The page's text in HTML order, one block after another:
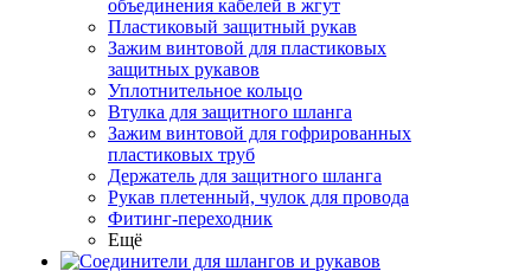
объединения кабелей в жгут
Пластиковый защитный рукав
Зажим винтовой для пластиковых
защитных рукавов
Уплотнительное кольцо
Втулка для защитного шланга
Зажим винтовой для гофрированных
пластиковых труб
Держатель для защитного шланга
Рукав плетенный, чулок для провода
Фитинг-переходник
Ещё